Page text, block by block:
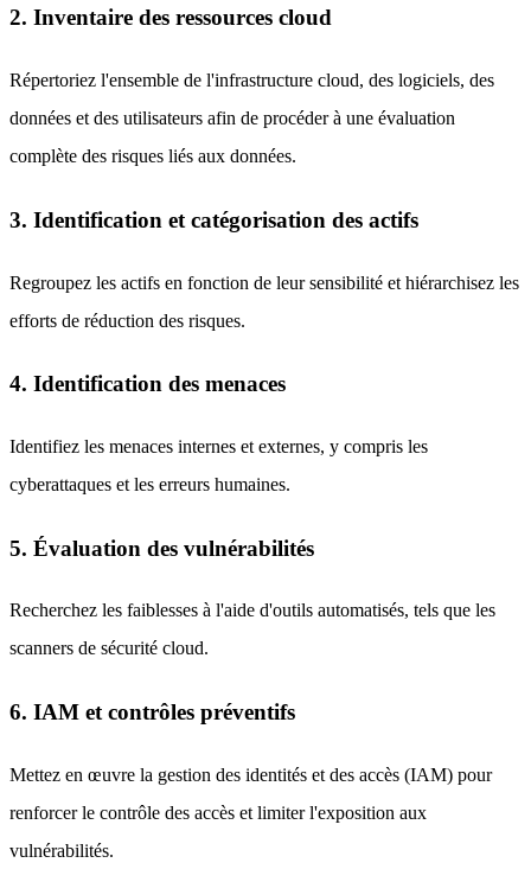
2. Inventaire des ressources cloud
Répertoriez l'ensemble de l'infrastructure cloud, des logiciels, des
données et des utilisateurs afin de procéder à une évaluation
complète des risques liés aux données.
3. Identification et catégorisation des actifs
Regroupez les actifs en fonction de leur sensibilité et hiérarchisez les
efforts de réduction des risques.
4. Identification des menaces
Identifiez les menaces internes et externes, y compris les
cyberattaques et les erreurs humaines.
5. Évaluation des vulnérabilités
Recherchez les faiblesses à l'aide d'outils automatisés, tels que les
scanners de sécurité cloud.
6. IAM et contrôles préventifs
Mettez en œuvre la gestion des identités et des accès (IAM) pour
renforcer le contrôle des accès et limiter l'exposition aux
vulnérabilités.